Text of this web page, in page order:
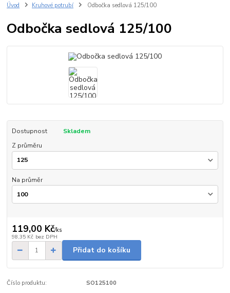
Úvod Kruhové potrubí Odbočka sedlová 125/100
Odbočka sedlová 125/100
Dostupnost
Skladem
Z průměru
Na průměr
119,00 Kč/ks
98,35 Kč bez DPH
Přidat do košíku
Číslo produktu: SO125100